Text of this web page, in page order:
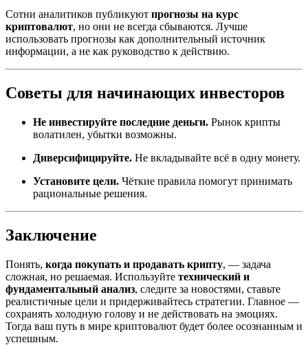
Сотни аналитиков публикуют прогнозы на курс
криптовалют, но они не всегда сбываются. Лучше
использовать прогнозы как дополнительный источник
информации, а не как руководство к действию.
Советы для начинающих инвесторов
Не инвестируйте последние деньги. Рынок крипты
волатилен, убытки возможны.
Диверсифицируйте. Не вкладывайте всё в одну монету.
Установите цели. Чёткие правила помогут принимать
рациональные решения.
Заключение
Понять, когда покупать и продавать крипту, — задача
сложная, но решаемая. Используйте технический и
фундаментальный анализ, следите за новостями, ставьте
реалистичные цели и придерживайтесь стратегии. Главное —
сохранять холодную голову и не действовать на эмоциях.
Тогда ваш путь в мире криптовалют будет более осознанным и
успешным.